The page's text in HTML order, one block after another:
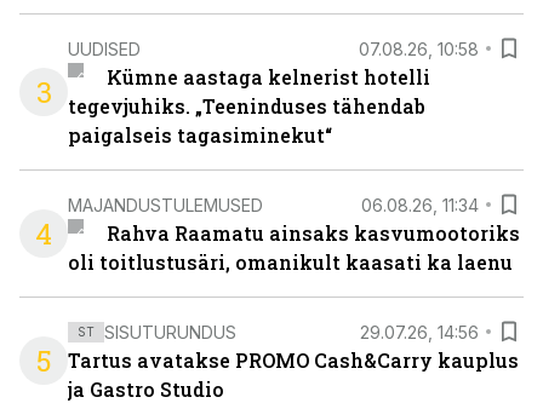
3
UUDISED 07.08.26, 10:58
Kümne aastaga kelnerist hotelli
tegevjuhiks. „Teeninduses tähendab
paigalseis tagasiminekut“
4
MAJANDUSTULEMUSED 06.08.26, 11:34
Rahva Raamatu ainsaks kasvumootoriks
oli toitlustusäri, omanikult kaasati ka laenu
5
ST SISUTURUNDUS 29.07.26, 14:56
Tartus avatakse PROMO Cash&Carry kauplus
ja Gastro Studio